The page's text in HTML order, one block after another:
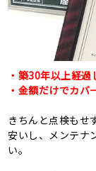
・築30年以上経
・金額だけでカバ
きちんと点検もせ
安いし、メンテナ
い。